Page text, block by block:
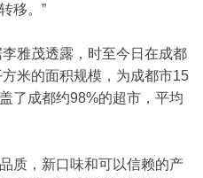
移。”
雅茂透露，时至今日在成都
米的面积规模，为成都市15
了成都约98%的超市，平均
质，新口味和可以信赖的产